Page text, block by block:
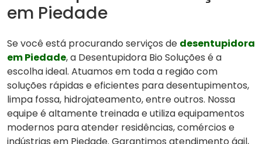
em Piedade
Se você está procurando serviços de desentupidora
em Piedade, a Desentupidora Bio Soluções é a
escolha ideal. Atuamos em toda a região com
soluções rápidas e eficientes para desentupimentos,
limpa fossa, hidrojateamento, entre outros. Nossa
equipe é altamente treinada e utiliza equipamentos
modernos para atender residências, comércios e